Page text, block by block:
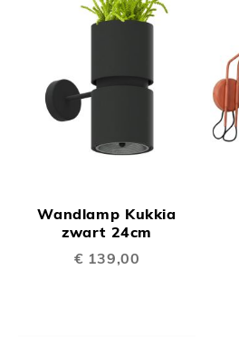
Wandlamp Kukkia
zwart 24cm
€ 139,00